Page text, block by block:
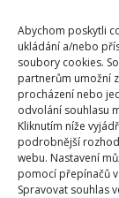
Abychom poskytli
ukládání a/nebo
soubory cookies.
partnerům umožní
procházení nebo
odvolání souhlasu
Kliknutím níže
podrobnější
webu. Nastavení
pomocí přepínačů
Spravovat souhlas